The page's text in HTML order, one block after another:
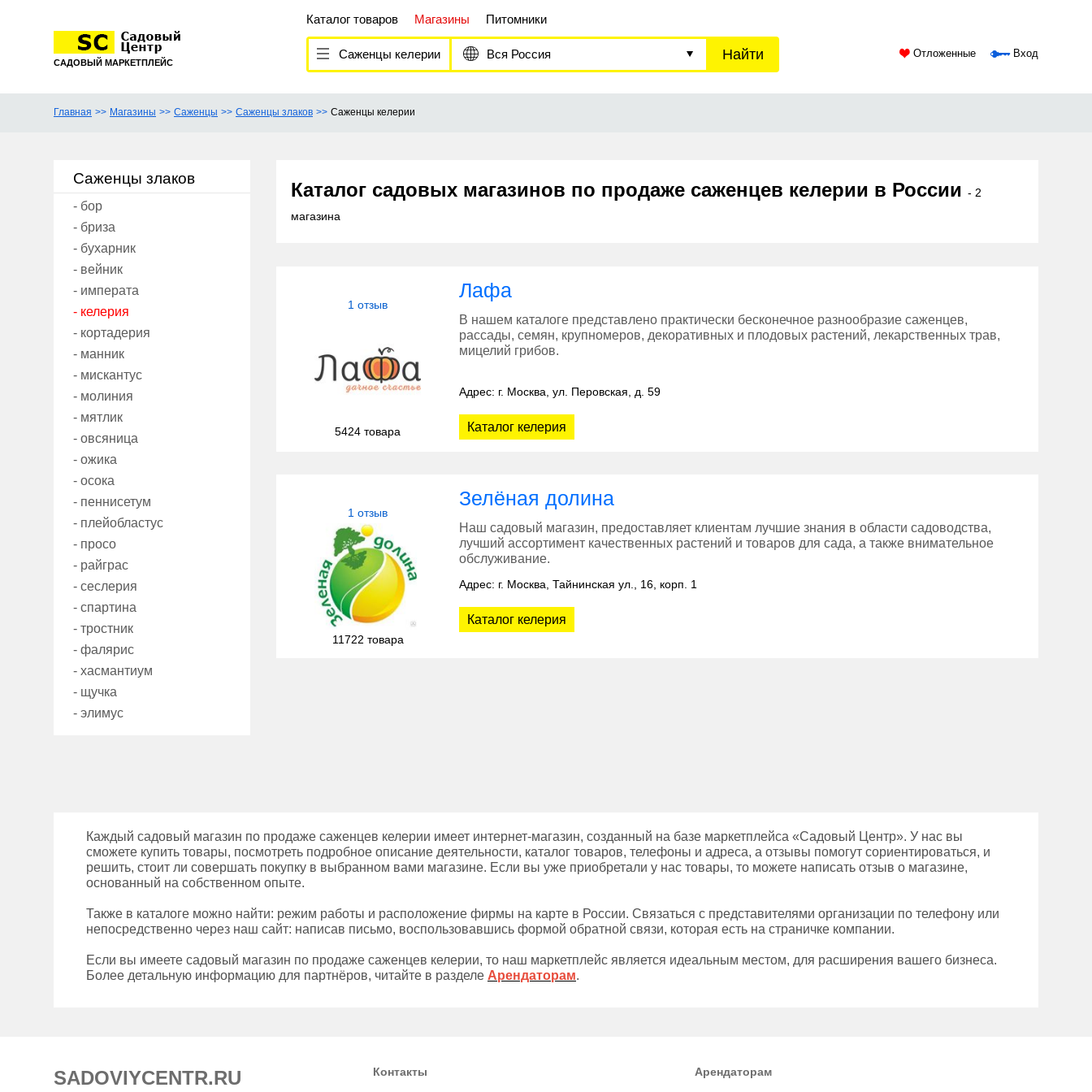
САДОВЫЙ МАРКЕТПЛЕЙС
Каталог товаров Магазины Питомники
Саженцы келерии Вся Россия Найти Отложенные Вход
Главная Магазины Саженцы Саженцы злаков Саженцы келерии
Саженцы злаков
- бор
- бриза
- бухарник
- вейник
- императа
- келерия
- кортадерия
- манник
- мискантус
- молиния
- мятлик
- овсяница
- ожика
- осока
- пеннисетум
- плейобластус
- просо
- райграс
- сеслерия
- спартина
- тростник
- фалярис
- хасмантиум
- щучка
- элимус
Каталог садовых магазинов по продаже саженцев келерии в России - 2
магазина
1 отзыв
5424 товара
Лафа
В нашем каталоге представлено практически бесконечное разнообразие саженцев,
рассады, семян, крупномеров, декоративных и плодовых растений, лекарственных трав,
мицелий грибов.
Адрес: г. Москва, ул. Перовская, д. 59
Каталог келерия
1 отзыв
11722 товара
Зелёная долина
Наш садовый магазин, предоставляет клиентам лучшие знания в области садоводства,
лучший ассортимент качественных растений и товаров для сада, а также внимательное
обслуживание.
Адрес: г. Москва, Тайнинская ул., 16, корп. 1
Каталог келерия
Каждый садовый магазин по продаже саженцев келерии имеет интернет-магазин, созданный на базе маркетплейса «Садовый Центр». У нас вы
сможете купить товары, посмотреть подробное описание деятельности, каталог товаров, телефоны и адреса, а отзывы помогут сориентироваться, и
решить, стоит ли совершать покупку в выбранном вами магазине. Если вы уже приобретали у нас товары, то можете написать отзыв о магазине,
основанный на собственном опыте.
Также в каталоге можно найти: режим работы и расположение фирмы на карте в России. Связаться с представителями организации по телефону или
непосредственно через наш сайт: написав письмо, воспользовавшись формой обратной связи, которая есть на страничке компании.
Если вы имеете садовый магазин по продаже саженцев келерии, то наш маркетплейс является идеальным местом, для расширения вашего бизнеса.
Более детальную информацию для партнёров, читайте в разделе Арендаторам.
SADOVIYCENTR.RU Контакты Арендаторам